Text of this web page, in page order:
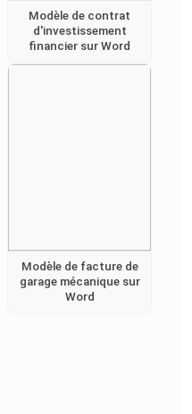
Modèle de contrat
d'investissement
financier sur Word
Modèle de facture de
garage mécanique sur
Word